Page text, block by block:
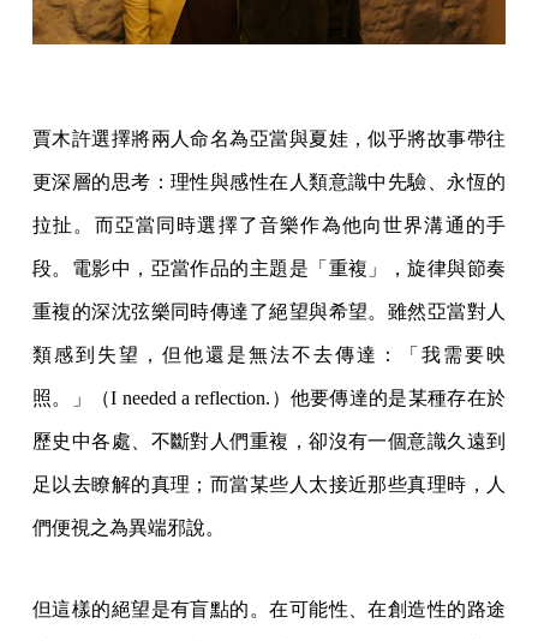
賈木許選擇將兩人命名為亞當與夏娃，似乎將故事帶往
更深層的思考：理性與感性在人類意識中先驗、永恆的
拉扯。而亞當同時選擇了音樂作為他向世界溝通的手
段。電影中，亞當作品的主題是「重複」，旋律與節奏
重複的深沈弦樂同時傳達了絕望與希望。雖然亞當對人
類感到失望，但他還是無法不去傳達：「我需要映
照。」（I needed a reflection.）他要傳達的是某種存在於
歷史中各處、不斷對人們重複，卻沒有一個意識久遠到
足以去瞭解的真理；而當某些人太接近那些真理時，人
們便視之為異端邪說。
但這樣的絕望是有盲點的。在可能性、在創造性的路途